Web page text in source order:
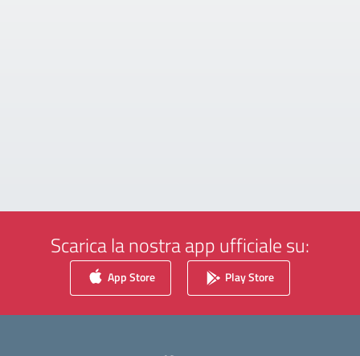
Scarica la nostra app ufficiale su:
App Store Play Store